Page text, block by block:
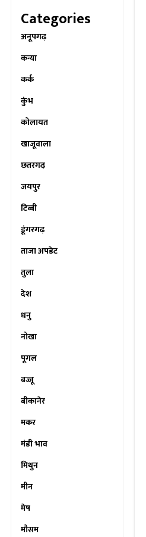
Categories
अनूपगढ़
कन्या
कर्क
कुंभ
कोलायत
खाजूवाला
छतरगढ़
जयपुर
टिब्बी
डूंगरगढ़
ताजा अपडेट
तुला
देश
धनु
नोखा
पूगल
बज्जू
बीकानेर
मकर
मंडी भाव
मिथुन
मीन
मेष
मौसम